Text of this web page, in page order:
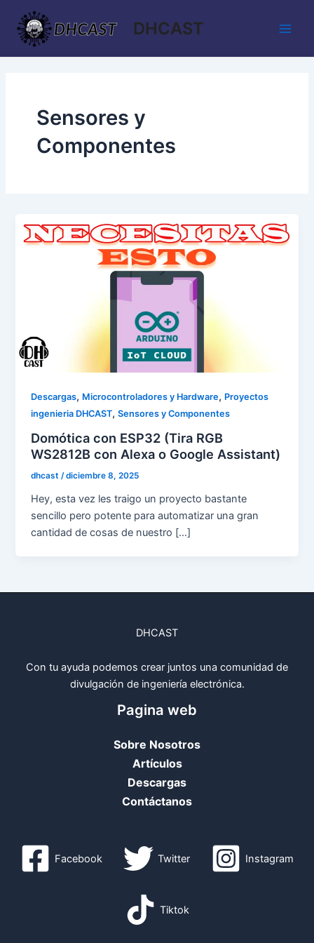
contenido
DHCAST
Sensores y
Componentes
Descargas, Microcontroladores y Hardware, Proyectos
ingenieria DHCAST,Sensores y Componentes
Domótica con ESP32 (Tira RGB
WS2812B con Alexa o Google Assistant)
dhcast/diciembre 8, 2025
Hey, esta vez les traigo un proyecto bastante
sencillo pero potente para automatizar una gran
cantidad de cosas de nuestro […]
DHCAST
Con tu ayuda podemos crear juntos una comunidad de
divulgación de ingeniería electrónica.
Pagina web
Sobre Nosotros
Artículos
Descargas
Contáctanos
Facebook Twitter Instagram
Tiktok